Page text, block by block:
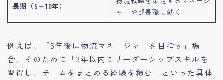
長期（5～10年）
ャーや部長職に就く
例えば、「5年後に物流マネージャーを目指す」場
合、そのために「3年以内にリーダーシップスキルを
習得し、チームをまとめる経験を積む」といった具体